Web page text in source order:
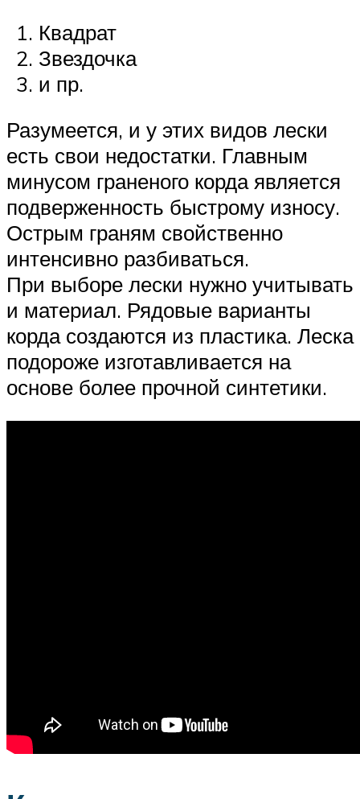
Квадрат
Звездочка
и пр.
Разумеется, и у этих видов лески
есть свои недостатки. Главным
минусом граненого корда является
подверженность быстрому износу.
Острым граням свойственно
интенсивно разбиваться.
При выборе лески нужно учитывать
и материал. Рядовые варианты
корда создаются из пластика. Леска
подороже изготавливается на
основе более прочной синтетики.